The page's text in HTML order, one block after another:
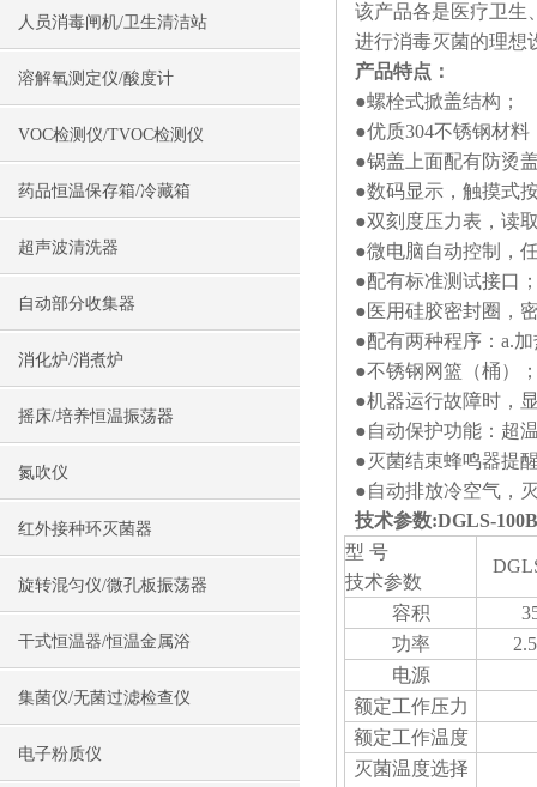
人员消毒闸机/卫生清洁站
溶解氧测定仪/酸度计
VOC检测仪/TVOC检测仪
药品恒温保存箱/冷藏箱
超声波清洗器
自动部分收集器
消化炉/消煮炉
摇床/培养恒温振荡器
氮吹仪
红外接种环灭菌器
旋转混匀仪/微孔板振荡器
干式恒温器/恒温金属浴
集菌仪/无菌过滤检查仪
电子粉质仪
该产品各是医疗卫生
进行消毒灭菌的理想
产品特点：
●螺栓式掀盖结构；
●优质304不锈钢材料
●锅盖上面配有防烫
●数码显示，触摸式
●双刻度压力表，读
●微电脑自动控制，
●配有标准测试接口
●医用硅胶密封圈，
●配有两种程序：a.
●不锈钢网篮（桶）
●机器运行故障时，
●自动保护功能：超
●灭菌结束蜂鸣器提
●自动排放冷空气，
技术参数:DGLS-
型 号
技术参数
容积
功率
电源
额定工作压力
额定工作温度
灭菌温度选择